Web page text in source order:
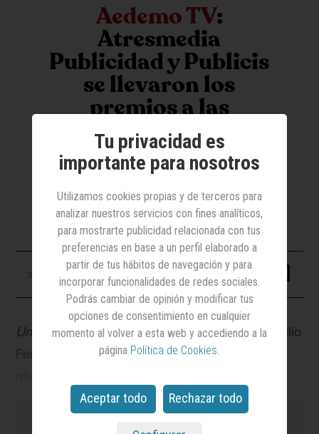
Aedemo TV:
Atresmedia
Publicidad y Publicis
se llevaron los
premios a las
ponencias
Atresmedia recibió el premio a la mejor
ponencia y Publicis el de la más
innovadora
31 marzo 2025
Una sesión de diván,un mano a mano entre Emilio
Fernández y Javier Andrés, director de ventas
respectivamente, de Atresmedia Publicidad, en la
Tu privacidad es
importante para nosotros
Utilizamos cookies propias y de terceros para
analizar nuestros servicios con fines analíticos,
para mostrarte publicidad relacionada con tus
preferencias en base a un perfil elaborado a
partir de tus hábitos de navegación y para
incorporar funcionalidades de redes sociales.
Podrás cambiar de opinión y modificar tus
opciones de consentimiento en cualquier
momento al volver a esta web y accediendo a la
página Política de Cookies.
Aceptar todo Rechazar todo